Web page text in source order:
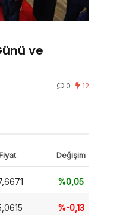
ve
0 12
Değişim
%0,05
%-0,13